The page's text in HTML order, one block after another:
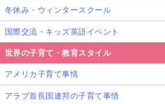
冬休み・ウィンタースクール
国際交流・キッズ英語イベント
世界の子育て・教育スタイル
アメリカ子育て事情
アラブ首長国連邦の子育て事情